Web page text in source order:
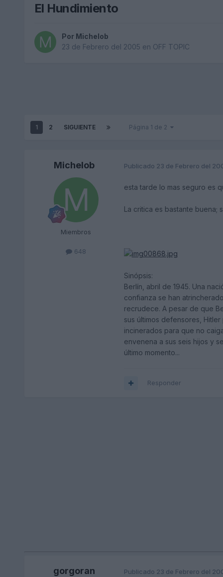
El Hundimiento
Por Michelob
23 de Febrero del 2005 en OFF TOPIC
1 2 SIGUIENTE Página 1 de 2
Michelob
Miembros
648
Publicado 23 de Febrero del
esta tarde lo mas seguro es
La critica es bastante buena;
Sinópsis:
Berlín, abril de 1945. Una
confianza se han
recrudece. A pesar de que
sus últimos defensores,
incinerados para que no
envenena a sus seis hijos y
último momento...
Responder
gorgoran Publicado 23 de Febrero del